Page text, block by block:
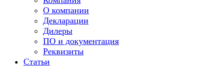
О компании
Декларации
Дилеры
ПО и документация
Реквизиты
Статьи